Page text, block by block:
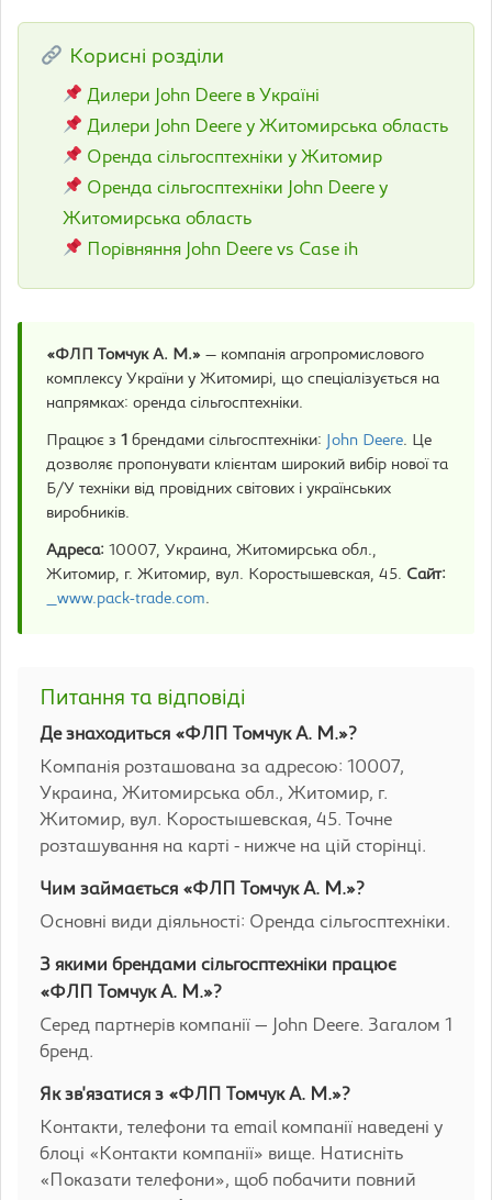
Корисні розділи
Дилери John Deere в Україні
Дилери John Deere у Житомирська область
Оренда сільгосптехніки у Житомир
Оренда сільгосптехніки John Deere у
Житомирська область
Порівняння John Deere vs Case ih
«ФЛП Томчук А. М.» — компанія агропромислового
комплексу України у Житомирі, що спеціалізується на
напрямках: оренда сільгосптехніки.
Працює з 1 брендами сільгосптехніки: John Deere. Це
дозволяє пропонувати клієнтам широкий вибір нової та
Б/У техніки від провідних світових і українських
виробників.
Адреса: 10007, Украина, Житомирська обл.,
Житомир, г. Житомир, вул. Коростышевская, 45. Сайт:
_www.pack-trade.com.
Питання та відповіді
Де знаходиться «ФЛП Томчук А. М.»?
Компанія розташована за адресою: 10007,
Украина, Житомирська обл., Житомир, г.
Житомир, вул. Коростышевская, 45. Точне
розташування на карті - нижче на цій сторінці.
Чим займається «ФЛП Томчук А. М.»?
Основні види діяльності: Оренда сільгосптехніки.
З якими брендами сільгосптехніки працює
«ФЛП Томчук А. М.»?
Серед партнерів компанії — John Deere. Загалом 1
бренд.
Як зв'язатися з «ФЛП Томчук А. М.»?
Контакти, телефони та email компанії наведені у
блоці «Контакти компанії» вище. Натисніть
«Показати телефони», щоб побачити повний